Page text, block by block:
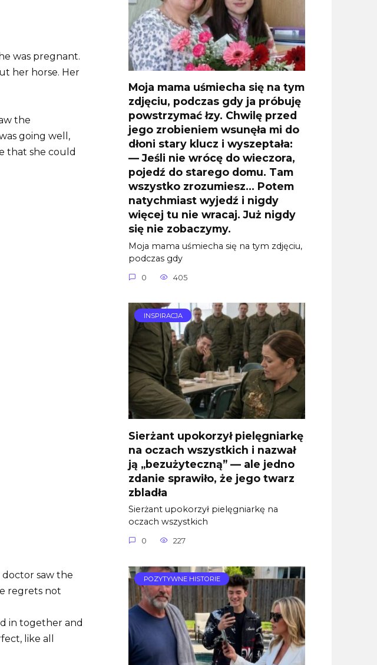
was pregnant.
her horse. Her
the
going well,
that she could
saw the
regrets not
in together and
like all
Moja mama uśmiecha się na tym
zdjęciu, podczas gdy ja próbuję
powstrzymać łzy. Chwilę przed
jego zrobieniem wsunęła mi do
dłoni stary klucz i wyszeptała:
— Jeśli nie wrócę do wieczora,
pojedź do starego domu. Tam
wszystko zrozumiesz… Potem
natychmiast wyjedź i nigdy
więcej tu nie wracaj. Już nigdy
się nie zobaczymy.
Moja mama uśmiecha się na tym zdjęciu,
podczas gdy
0 405
INSPIRACJA
Sierżant upokorzył pielęgniarkę
na oczach wszystkich i nazwał
ją „bezużyteczną” — ale jedno
zdanie sprawiło, że jego twarz
zbladła
Sierżant upokorzył pielęgniarkę na
oczach wszystkich
0 227
POZYTYWNE HISTORIE